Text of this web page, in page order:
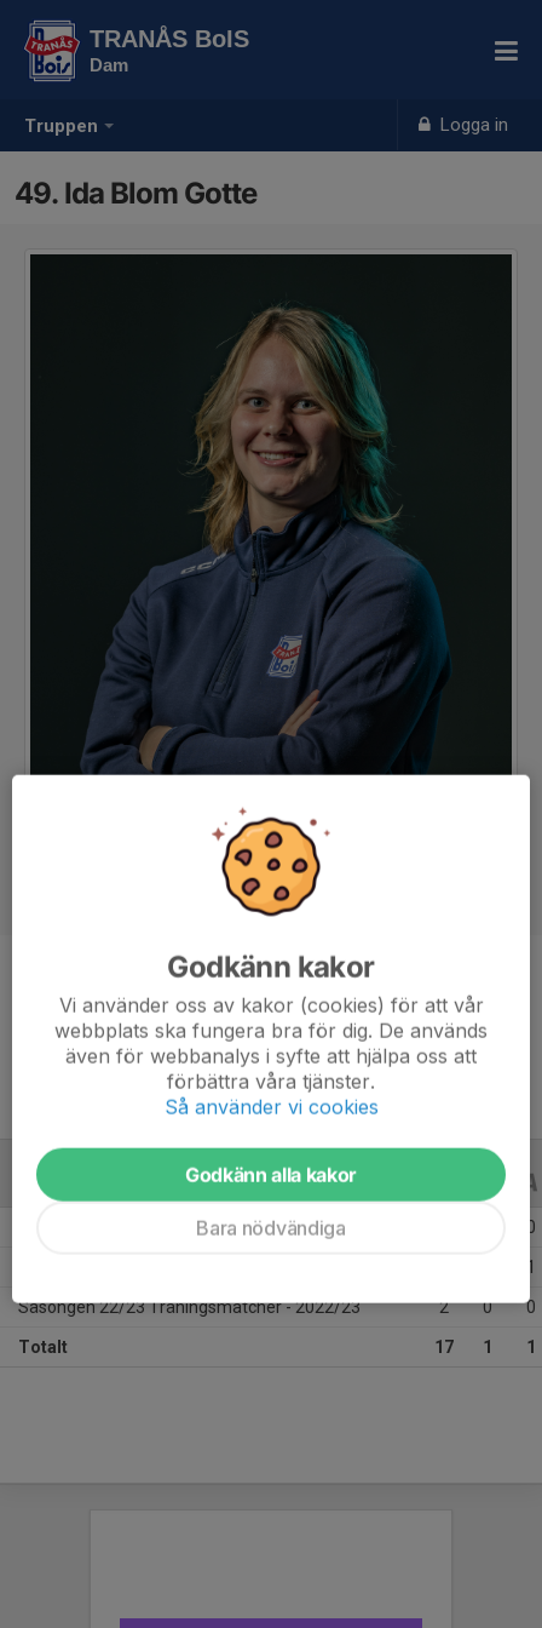
Truppen Logga in
TRANÅS BoIS
Dam
49. Ida Blom Gotte
Back
Ålder
24 år
ALLA SERIER 22/23
Säsongen 22/23 Allsvenskan Dam Södra 0
1
Säsongen 22/23 Träningsmatcher - 2022/23 2 0 0
Totalt 17 1 1
Godkänn kakor
Vi använder oss av kakor (cookies) för att vår
webbplats ska fungera bra för dig. De används
även för webbanalys i syfte att hjälpa oss att
förbättra våra tjänster.
Så använder vi cookies
Godkänn alla kakor
Bara nödvändiga